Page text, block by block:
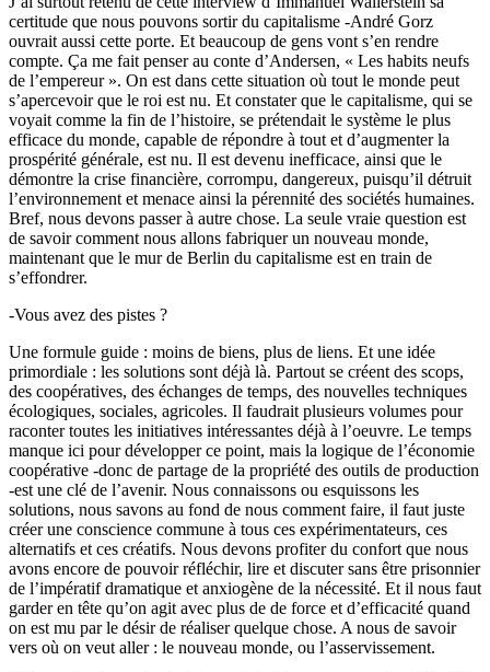
certitude que nous pouvons sortir du capitalisme -André Gorz
ouvrait aussi cette porte. Et beaucoup de gens vont s’en rendre
compte. Ça me fait penser au conte d’Andersen, « Les habits neufs
de l’empereur ». On est dans cette situation où tout le monde peut
s’apercevoir que le roi est nu. Et constater que le capitalisme, qui se
voyait comme la fin de l’histoire, se prétendait le système le plus
efficace du monde, capable de répondre à tout et d’augmenter la
prospérité générale, est nu. Il est devenu inefficace, ainsi que le
démontre la crise financière, corrompu, dangereux, puisqu’il détruit
l’environnement et menace ainsi la pérennité des sociétés humaines.
Bref, nous devons passer à autre chose. La seule vraie question est
de savoir comment nous allons fabriquer un nouveau monde,
maintenant que le mur de Berlin du capitalisme est en train de
s’effondrer.
-Vous avez des pistes ?
Une formule guide : moins de biens, plus de liens. Et une idée
primordiale : les solutions sont déjà là. Partout se créent des scops,
des coopératives, des échanges de temps, des nouvelles techniques
écologiques, sociales, agricoles. Il faudrait plusieurs volumes pour
raconter toutes les initiatives intéressantes déjà à l’oeuvre. Le temps
manque ici pour développer ce point, mais la logique de l’économie
coopérative -donc de partage de la propriété des outils de production
-est une clé de l’avenir. Nous connaissons ou esquissons les
solutions, nous savons au fond de nous comment faire, il faut juste
créer une conscience commune à tous ces expérimentateurs, ces
alternatifs et ces créatifs. Nous devons profiter du confort que nous
avons encore de pouvoir réfléchir, lire et discuter sans être prisonnier
de l’impératif dramatique et anxiogène de la nécessité. Et il nous faut
garder en tête qu’on agit avec plus de de force et d’efficacité quand
on est mu par le désir de réaliser quelque chose. A nous de savoir
vers où on veut aller : le nouveau monde, ou l’asservissement.